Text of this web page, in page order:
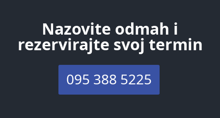
Nazovite odmah i
rezervirajte svoj termin
095 388 5225